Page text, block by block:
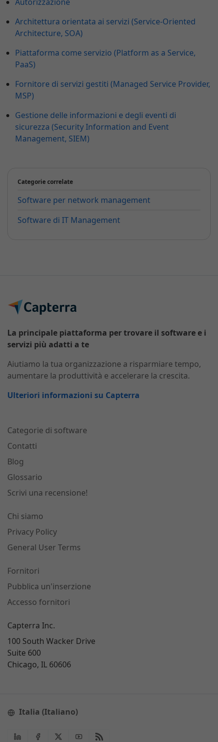
Architettura orientata ai servizi (Service-Oriented
Architecture, SOA)
Piattaforma come servizio (Platform as a Service,
PaaS)
Fornitore di servizi gestiti (Managed Service Provider,
MSP)
Gestione delle informazioni e degli eventi di
sicurezza (Security Information and Event
Management, SIEM)
Categorie correlate
Software per network management
Software di IT Management
La principale piattaforma per trovare il software e i
servizi più adatti a te
Aiutiamo la tua organizzazione a risparmiare tempo,
aumentare la produttività e accelerare la crescita.
Ulteriori informazioni su Capterra
Categorie di software
Contatti
Blog
Glossario
Scrivi una recensione!
Chi siamo
Privacy Policy
General User Terms
Fornitori
Pubblica un'inserzione
Accesso fornitori
Capterra Inc.
100 South Wacker Drive
Suite 600
Chicago, IL 60606
Italia (Italiano)